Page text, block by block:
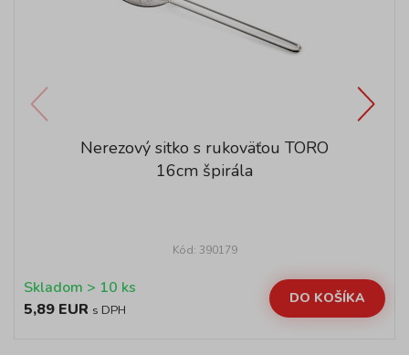
Nerezový sitko s rukoväťou TORO
16cm špirála
Kód: 390179
Skladom > 10 ks
5,89 EUR s DPH
DO KOŠÍKA